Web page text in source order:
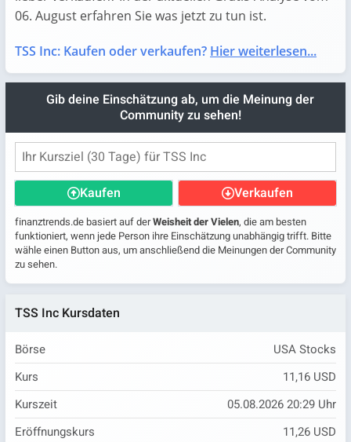
06. August erfahren Sie was jetzt zu tun ist.
TSS Inc: Kaufen oder verkaufen? Hier weiterlesen...
Gib deine Einschätzung ab, um die Meinung der
Community zu sehen!
Kaufen Verkaufen
finanztrends.de basiert auf derWeisheit der Vielen, die am besten
funktioniert, wenn jede Person ihre Einschätzung unabhängig trifft. Bitte
wähle einen Button aus, um anschließend die Meinungen der Community
zu sehen.
TSS Inc Kursdaten
Börse
USA Stocks
Kurs
11,16 USD
Kurszeit
05.08.2026 20:29 Uhr
Eröffnungskurs
11,26 USD